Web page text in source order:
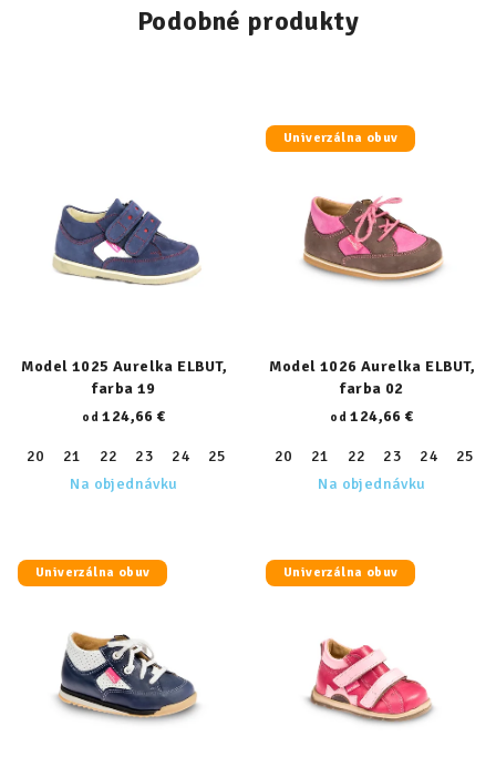
Podobné produkty
Model 1025 Aurelka ELBUT,
farba 19
od 124,66 €
20 21 22 23 24 25 27 28 29 30 31
32
Na objednávku
Univerzálna obuv
Model 1026 Aurelka ELBUT,
farba 02
od 124,66 €
20 21 22 23 24 25
Na objednávku
Univerzálna obuv Univerzálna obuv